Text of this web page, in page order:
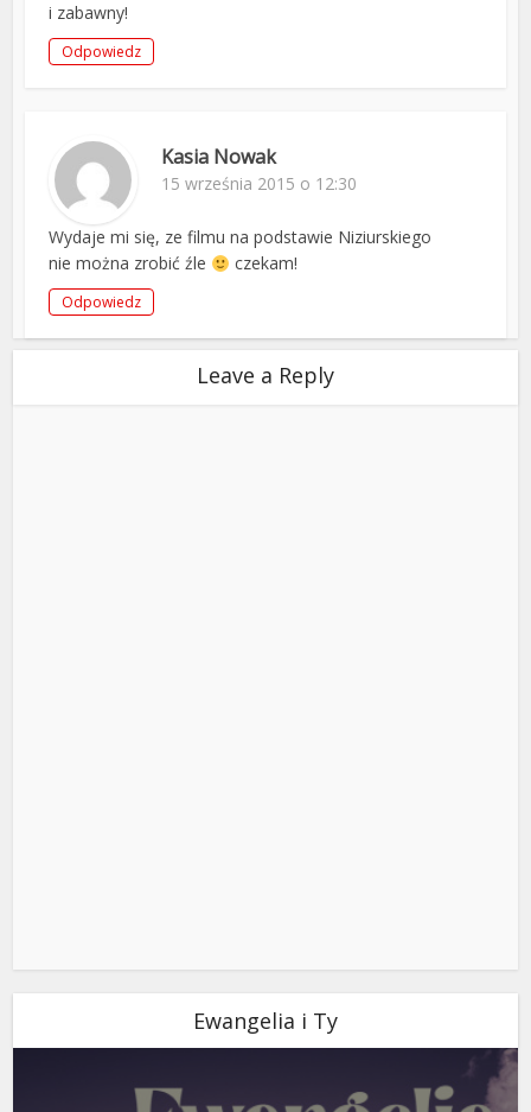
i zabawny!
Odpowiedz
Kasia Nowak
15 września 2015 o 12:30
Wydaje mi się, ze filmu na podstawie Niziurskiego
nie można zrobić źle
czekam!
Odpowiedz
Leave a Reply
Ewangelia i Ty